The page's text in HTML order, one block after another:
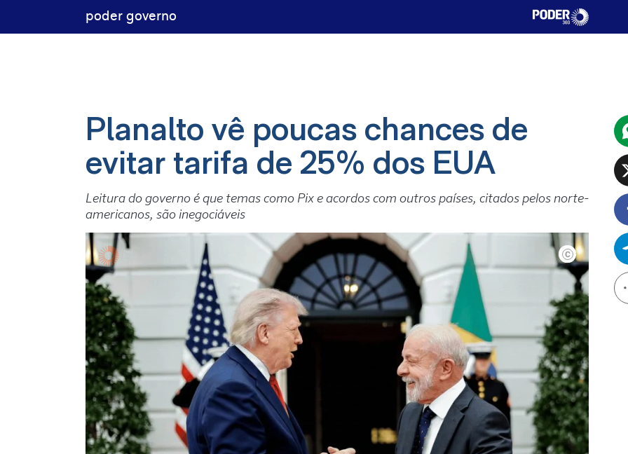
poder governo
Planalto vê poucas chances de
evitar tarifa de 25% dos EUA
Leitura do governo é que temas como Pix e acordos com outros países, citados pelos norte-
americanos, são inegociáveis
Ricardo